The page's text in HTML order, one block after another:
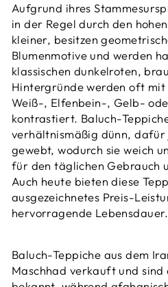
Aufgrund ihres
in der Regel durch den
kleiner, besitzen
Blumenmotive und werden
klassischen dunkelroten,
Hintergründe werden oft
Weiß-, Elfenbein-, Gelb-
kontrastiert. Baluch-
verhältnismäßig dünn, dafür
gewebt, wodurch sie weich
für den täglichen Gebrauch
Auch heute bieten diese
ausgezeichnetes Preis-
hervorragende Lebensdauer.
Baluch-Teppiche aus dem
Maschhad verkauft und sind